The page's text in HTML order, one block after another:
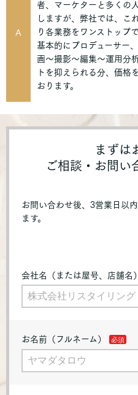
A
者、マーケターと多くの
しますが、弊社では、こ
り各業務をワンストップ
基本的にプロデューサー
画〜撮影〜編集〜運用分
トを抑えられる分、価格
おります。
まずは
ご相談・お問い
お問い合わせ後、3営業日以
ます。
会社名（または屋号、店舗名）
お名前（フルネーム）